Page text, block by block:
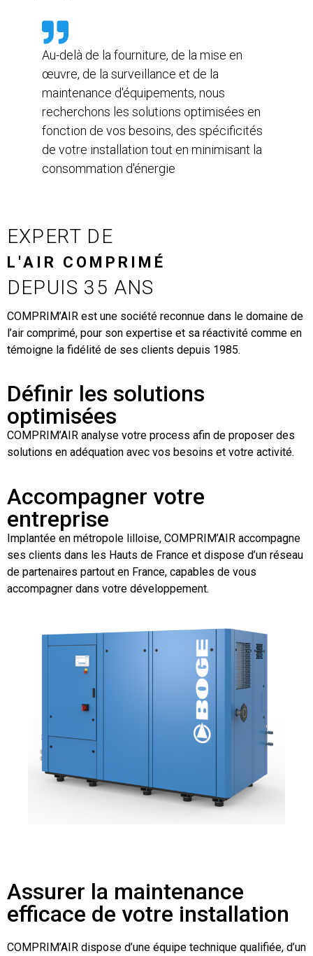
Au-delà de la fourniture, de la mise en
œuvre, de la surveillance et de la
maintenance d'équipements, nous
recherchons les solutions optimisées en
fonction de vos besoins, des spécificités
de votre installation tout en minimisant la
consommation d'énergie
EXPERT DE
L'AIR COMPRIMÉ
DEPUIS 35 ANS
COMPRIM’AIR est une société reconnue dans le domaine de
l’air comprimé, pour son expertise et sa réactivité comme en
témoigne la fidélité de ses clients depuis 1985.
Définir les solutions
optimisées
COMPRIM’AIR analyse votre process afin de proposer des
solutions en adéquation avec vos besoins et votre activité.
Accompagner votre
entreprise
Implantée en métropole lilloise, COMPRIM’AIR accompagne
ses clients dans les Hauts de France et dispose d’un réseau
de partenaires partout en France, capables de vous
accompagner dans votre développement.
Assurer la maintenance
efficace de votre installation
COMPRIM’AIR dispose d’une équipe technique qualifiée, d’un